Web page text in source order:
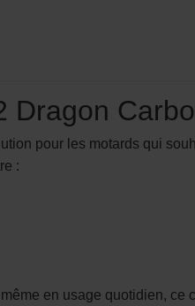
Dragon
pour les motards qui
:
en usage quotidien,